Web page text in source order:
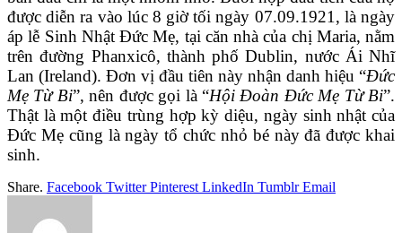
được diễn ra vào lúc 8 giờ tối ngày 07.09.1921, là ngày
áp lễ Sinh Nhật Đức Mẹ, tại căn nhà của chị Maria, nằm
trên đường Phanxicô, thành phố Dublin, nước Ái Nhĩ
Lan (Ireland). Đơn vị đầu tiên này nhận danh hiệu “Đức
Mẹ Từ Bi”, nên được gọi là “Hội Đoàn Đức Mẹ Từ Bi”.
Thật là một điều trùng hợp kỳ diệu, ngày sinh nhật của
Đức Mẹ cũng là ngày tổ chức nhỏ bé này đã được khai
sinh.
Share. Facebook Twitter Pinterest LinkedIn Tumblr Email